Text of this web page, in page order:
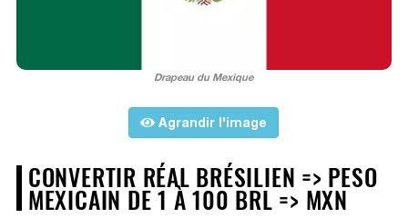
Drapeau du Mexique
Agrandir l'image
CONVERTIR RÉAL BRÉSILIEN => PESO
MEXICAIN DE 1 À 100 BRL => MXN